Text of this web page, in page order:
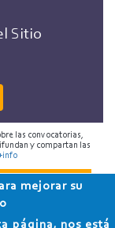
Sitio
las convocatorias,
y compartan las
de la
mejorar su
página, nos está